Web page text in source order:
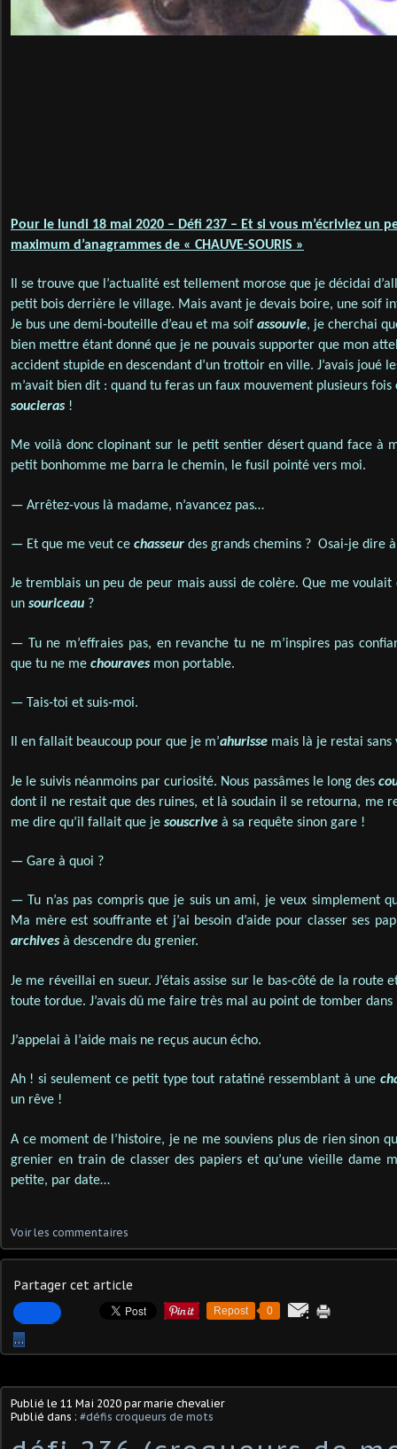
Pour le lundi 18 mai 2020 – Défi 237 – Et si vous m’écriviez un
maximum d’anagrammes de « CHAUVE-SOURIS »
Il se trouve que l’actualité est tellement morose que je décidai
petit bois derrière le village. Mais avant je devais boire, une soif
Je bus une demi-bouteille d’eau et ma soif assouvie, je cherchai
bien mettre étant donné que je ne pouvais supporter que mon
accident stupide en descendant d’un trottoir en ville. J’avais joué
m’avait bien dit : quand tu feras un faux mouvement plusieurs fois
soucieras !
Me voilà donc clopinant sur le petit sentier désert quand face à
petit bonhomme me barra le chemin, le fusil pointé vers moi.
— Arrêtez-vous là madame, n’avancez pas…
— Et que me veut ce chasseur des grands chemins ? Osai-je dire
Je tremblais un peu de peur mais aussi de colère. Que me
un souriceau ?
— Tu ne m’effraies pas, en revanche tu ne m’inspires pas
que tu ne me chouraves mon portable.
— Tais-toi et suis-moi.
Il en fallait beaucoup pour que je m’ahurisse mais là je restai sans
Je le suivis néanmoins par curiosité. Nous passâmes le long des
dont il ne restait que des ruines, et là soudain il se retourna, me
me dire qu’il fallait que je souscrive à sa requête sinon gare !
— Gare à quoi ?
— Tu n’as pas compris que je suis un ami, je veux simplement
Ma mère est souffrante et j’ai besoin d’aide pour classer ses
archives à descendre du grenier.
Je me réveillai en sueur. J’étais assise sur le bas-côté de la route
toute tordue. J’avais dû me faire très mal au point de tomber dans
J’appelai à l’aide mais ne reçus aucun écho.
Ah ! si seulement ce petit type tout ratatiné ressemblant à une
un rêve !
A ce moment de l’histoire, je ne me souviens plus de rien sinon
grenier en train de classer des papiers et qu’une vieille dame
petite, par date…
Voir les commentaires
Partager cet article
Repost 0
…
Publié le 11 Mai 2020 par marie chevalier
Publié dans : #défis croqueurs de mots